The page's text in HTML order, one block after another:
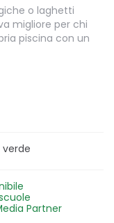
o laghetti
migliore per chi
piscina con un
Partner